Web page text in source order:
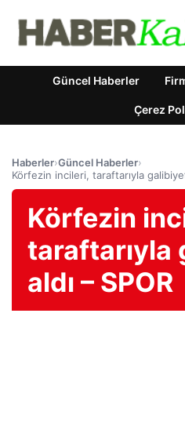
Güncel Haberler
Çerez
Haberler›Güncel Haberler›
Körfezin incileri, taraftarıyla
Körfezin
taraftarıyla
aldı – SPOR